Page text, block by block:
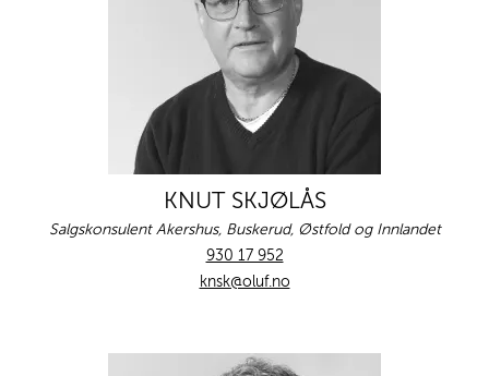
KNUT SKJØLÅS
Salgskonsulent Akershus, Buskerud, Østfold og Innlandet
930 17 952
knsk@oluf.no